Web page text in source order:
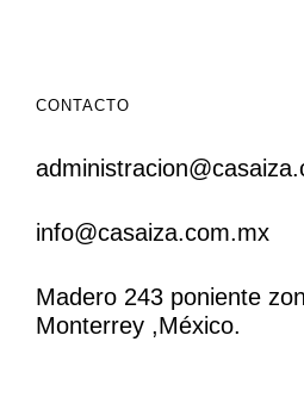
CONTACTO
info@casaiza.com.mx
Madero 243 poniente
Monterrey ,México.